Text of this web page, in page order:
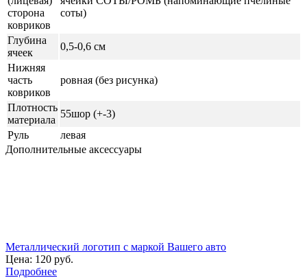
сторона
ковриков
соты)
Глубина
ячеек
0,5-0,6 см
Нижняя
часть
ковриков
ровная (без рисунка)
Плотность
материала
55шор (+-3)
Руль
левая
Дополнительные аксессуары
Металлический логотип с маркой Вашего авто
Цена: 120 руб.
Подробнее